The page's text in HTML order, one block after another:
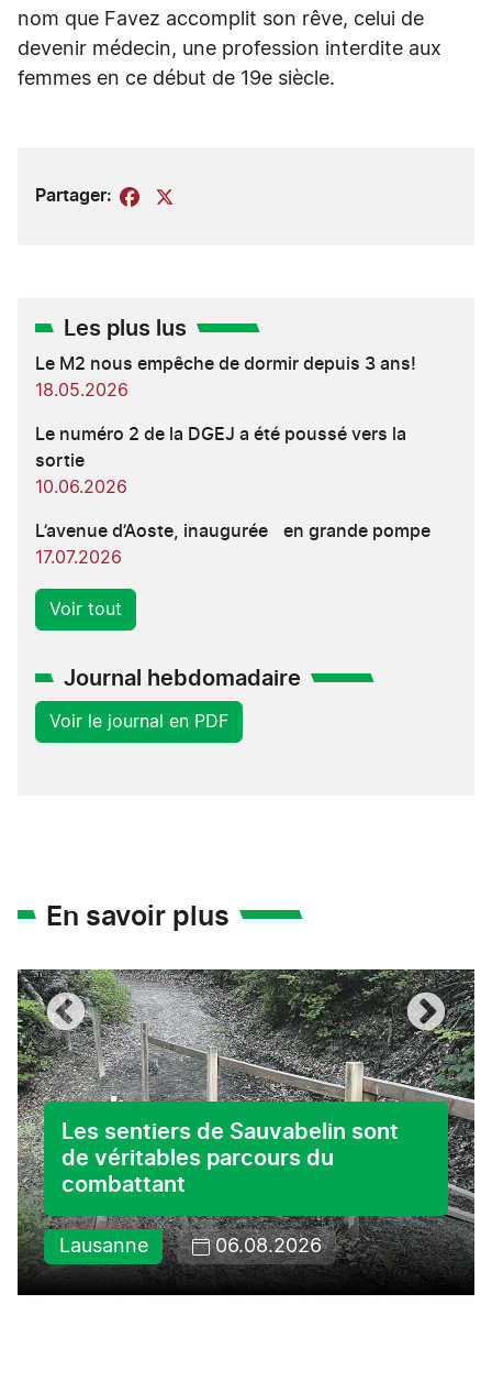
nom que Favez accomplit son rêve, celui de
devenir médecin, une profession interdite aux
femmes en ce début de 19e siècle.
Partager: Facebook
Les plus lus
Le M2 nous empêche de dormir depuis 3 ans!
18.05.2026
Le numéro 2 de la DGEJ a été poussé vers la
sortie
10.06.2026
L’avenue d’Aoste, inaugurée en grande pompe
17.07.2026
Voir tout
Journal hebdomadaire
Voir le journal en PDF
En savoir plus
Les sentiers de Sauvabelin sont
de véritables parcours du
combattant
Lausanne 06.08.2026